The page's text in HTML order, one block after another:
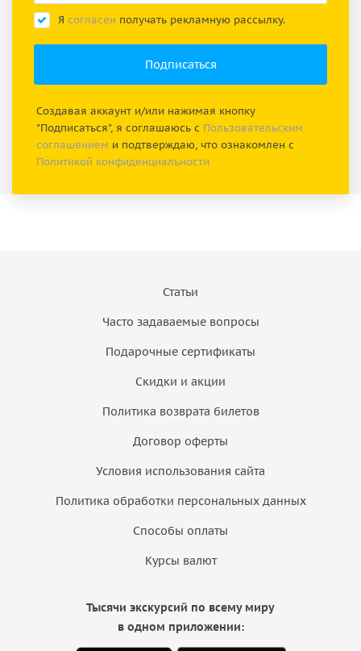
Я согласен получать рекламную рассылку.
Создавая аккаунт и/или нажимая кнопку
"Подписаться", я соглашаюсь с Пользовательским
соглашением и подтверждаю, что ознакомлен с
Политикой конфиденциальности
Статьи
Часто задаваемые вопросы
Подарочные сертификаты
Скидки и акции
Политика возврата билетов
Договор оферты
Условия использования сайта
Политика обработки персональных данных
Способы оплаты
Курсы валют
Тысячи экскурсий по всему миру
в одном приложении: